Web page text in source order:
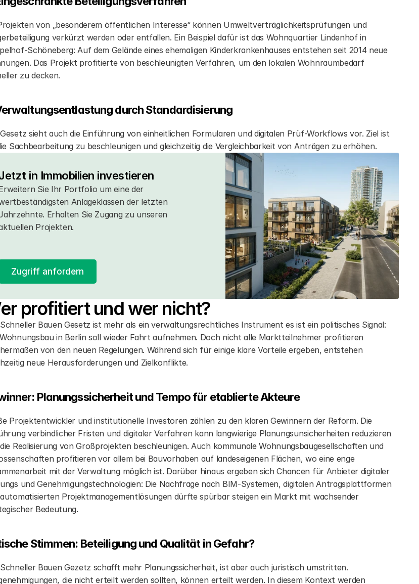
von „besonderem öffentlichen Interesse“ können Umweltverträglichkeitsprüfungen und
verkürzt werden oder entfallen. Ein Beispiel dafür ist das Wohnquartier Lindenhof in
Schöneberg: Auf dem Gelände eines ehemaligen Kinderkrankenhauses entstehen seit 2014 neue
Das Projekt profitierte von beschleunigten Verfahren, um den lokalen Wohnraumbedarf
zu decken.
durch Standardisierung
sieht auch die Einführung von einheitlichen Formularen und digitalen Prüf-Workflows vor. Ziel ist
Sachbearbeitung zu beschleunigen und gleichzeitig die Vergleichbarkeit von Anträgen zu erhöhen.
in Immobilien investieren
Sie Ihr Portfolio um eine der
Anlageklassen der letzten
Erhalten Sie Zugang zu unseren
Projekten.
Zugriff anfordern
profitiert und wer nicht?
Bauen Gesetz ist mehr als ein verwaltungsrechtliches Instrument es ist ein politisches Signal:
in Berlin soll wieder Fahrt aufnehmen. Doch nicht alle Marktteilnehmer profitieren
von den neuen Regelungen. Während sich für einige klare Vorteile ergeben, entstehen
neue Herausforderungen und Zielkonflikte.
Planungssicherheit und Tempo für etablierte Akteure
Projektentwickler und institutionelle Investoren zählen zu den klaren Gewinnern der Reform. Die
verbindlicher Fristen und digitaler Verfahren kann langwierige Planungsunsicherheiten reduzieren
Realisierung von Großprojekten beschleunigen. Auch kommunale Wohnungsbaugesellschaften und
profitieren vor allem bei Bauvorhaben auf landeseigenen Flächen, wo eine enge
mit der Verwaltung möglich ist. Darüber hinaus ergeben sich Chancen für Anbieter digitaler
und Genehmigungstechnologien: Die Nachfrage nach BIM-Systemen, digitalen Antragsplattformen
Projektmanagementlösungen dürfte spürbar steigen ein Markt mit wachsender
Bedeutung.
Stimmen: Beteiligung und Qualität in Gefahr?
Bauen Gezetz schafft mehr Planungssicherheit, ist aber auch juristisch umstritten.
die nicht erteilt werden sollten, können erteilt werden. In diesem Kontext werden